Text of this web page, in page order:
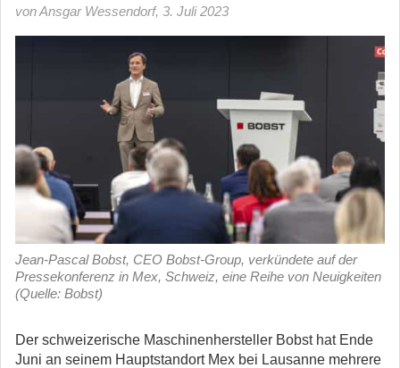
von Ansgar Wessendorf, 3. Juli 2023
Jean-Pascal Bobst, CEO Bobst-Group, verkündete auf der
Pressekonferenz in Mex, Schweiz, eine Reihe von Neuigkeiten
(Quelle: Bobst)
Der schweizerische Maschinenhersteller Bobst hat Ende
Juni an seinem Hauptstandort Mex bei Lausanne mehrere